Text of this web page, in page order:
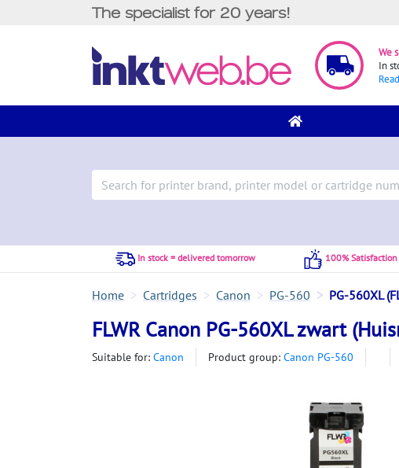
The specialist for 20 years!
We
In
In stock = delivered tomorrow 100%
Home Cartridges Canon PG-560 PG-560XL
FLWR Canon PG-560XL zwart
Suitable for: Canon Product group: Canon PG-560